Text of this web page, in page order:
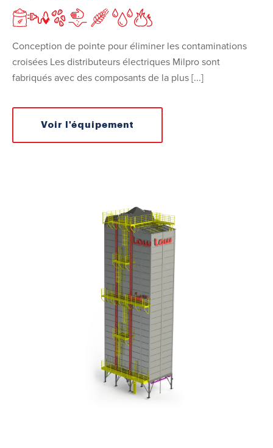
Conception de pointe pour éliminer les contaminations
croisées Les distributeurs électriques Milpro sont
fabriqués avec des composants de la plus [...]
Voir l'équipement